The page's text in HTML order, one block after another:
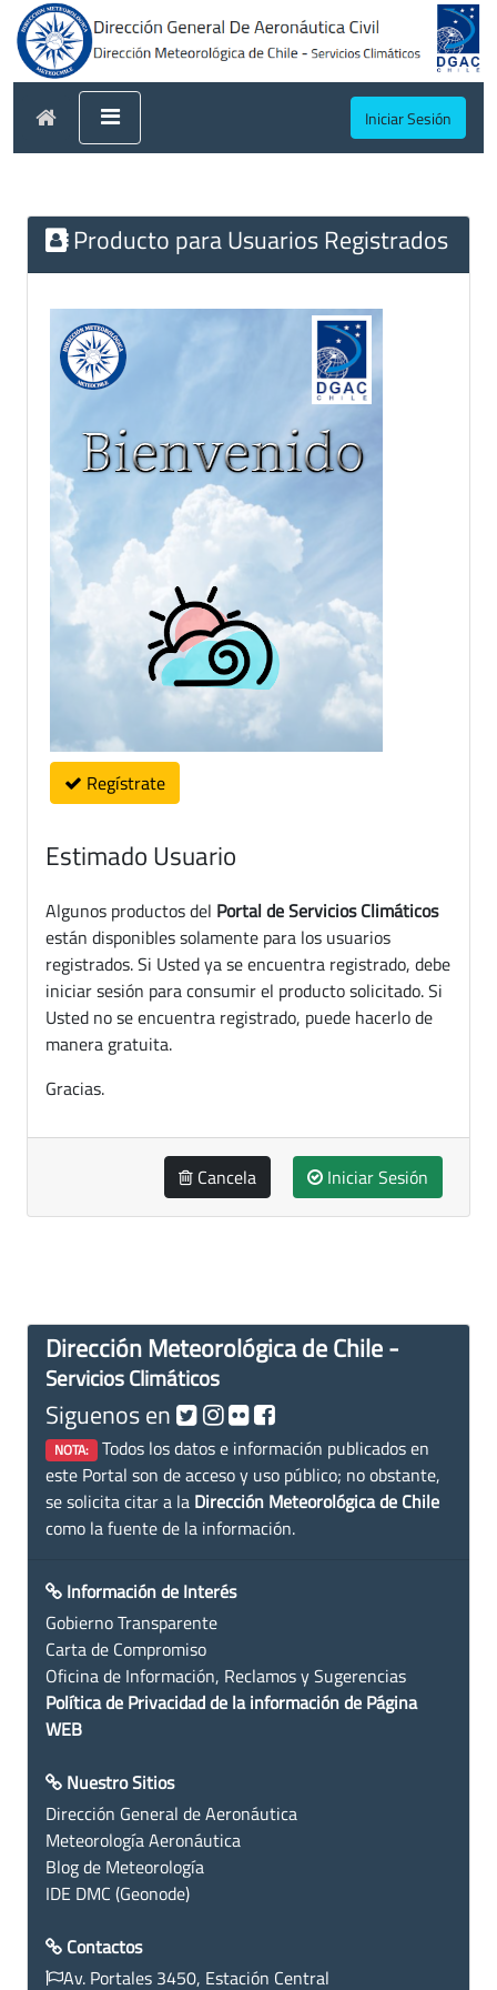
Iniciar Sesión
Producto para Usuarios Registrados
Regístrate
Estimado Usuario
Algunos productos del Portal de Servicios Climáticos
están disponibles solamente para los usuarios
registrados. Si Usted ya se encuentra registrado, debe
iniciar sesión para consumir el producto solicitado. Si
Usted no se encuentra registrado, puede hacerlo de
manera gratuita.
Gracias.
Cancela Iniciar Sesión
Dirección Meteorológica de Chile -
Servicios Climáticos
Siguenos en
NOTA: Todos los datos e información publicados en
este Portal son de acceso y uso público; no obstante,
se solicita citar a la Dirección Meteorológica de Chile
como la fuente de la información.
Información de Interés
Gobierno Transparente
Carta de Compromiso
Oficina de Información, Reclamos y Sugerencias
Política de Privacidad de la información de Página
WEB
Nuestro Sitios
Dirección General de Aeronáutica
Meteorología Aeronáutica
Blog de Meteorología
IDE DMC (Geonode)
Contactos
Av. Portales 3450, Estación Central